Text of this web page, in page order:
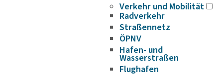
Verkehr und Mobilität
Radverkehr
Straßennetz
ÖPNV
Hafen- und
Wasserstraßen
Flughafen